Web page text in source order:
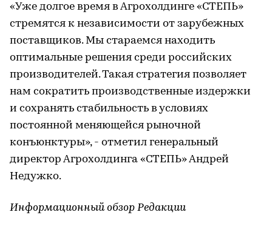
«Уже долгое время в Агрохолдинге «СТЕПЬ»
стремятся к независимости от зарубежных
поставщиков. Мы стараемся находить
оптимальные решения среди российских
производителей. Такая стратегия позволяет
нам сократить производственные издержки
и сохранять стабильность в условиях
постоянной меняющейся рыночной
конъюнктуры», - отметил генеральный
директор Агрохолдинга «СТЕПЬ» Андрей
Недужко.
Информационный обзор Редакции